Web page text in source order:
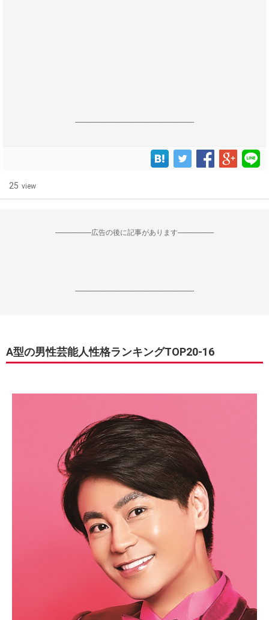
------------------------------------------------------------------
25 view
--------------------広告の後に記事があります--------------------
------------------------------------------------------------------
A型の男性芸能人性格ランキングTOP20-16